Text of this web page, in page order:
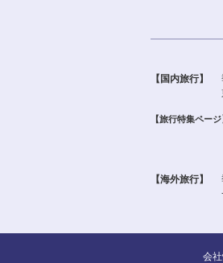
【国内旅行】
【旅行特集ページ
【海外旅行】
会